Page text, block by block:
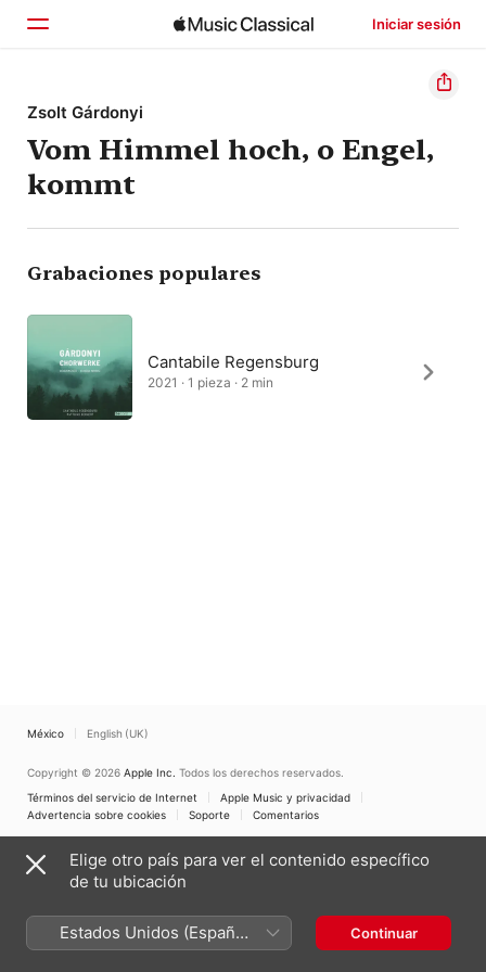
Iniciar sesión
Inicio
Explorar
Buscar
Zsolt Gárdonyi
Vom Himmel hoch, o Engel,
kommt
Grabaciones populares
Cantabile Regensburg
2021 · 1 pieza · 2 min
México English (UK)
Copyright © 2026 Apple Inc. Todos los derechos reservados.
Términos del servicio de Internet
Apple Music y privacidad
Advertencia sobre cookies
Soporte Comentarios
Elige otro país para ver el contenido específico
de tu ubicación
Estados Unidos (Español
México)
Continuar